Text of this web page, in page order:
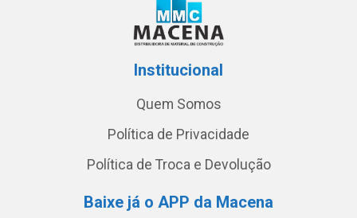
Institucional
Quem Somos
Política de Privacidade
Política de Troca e Devolução
Baixe já o APP da Macena